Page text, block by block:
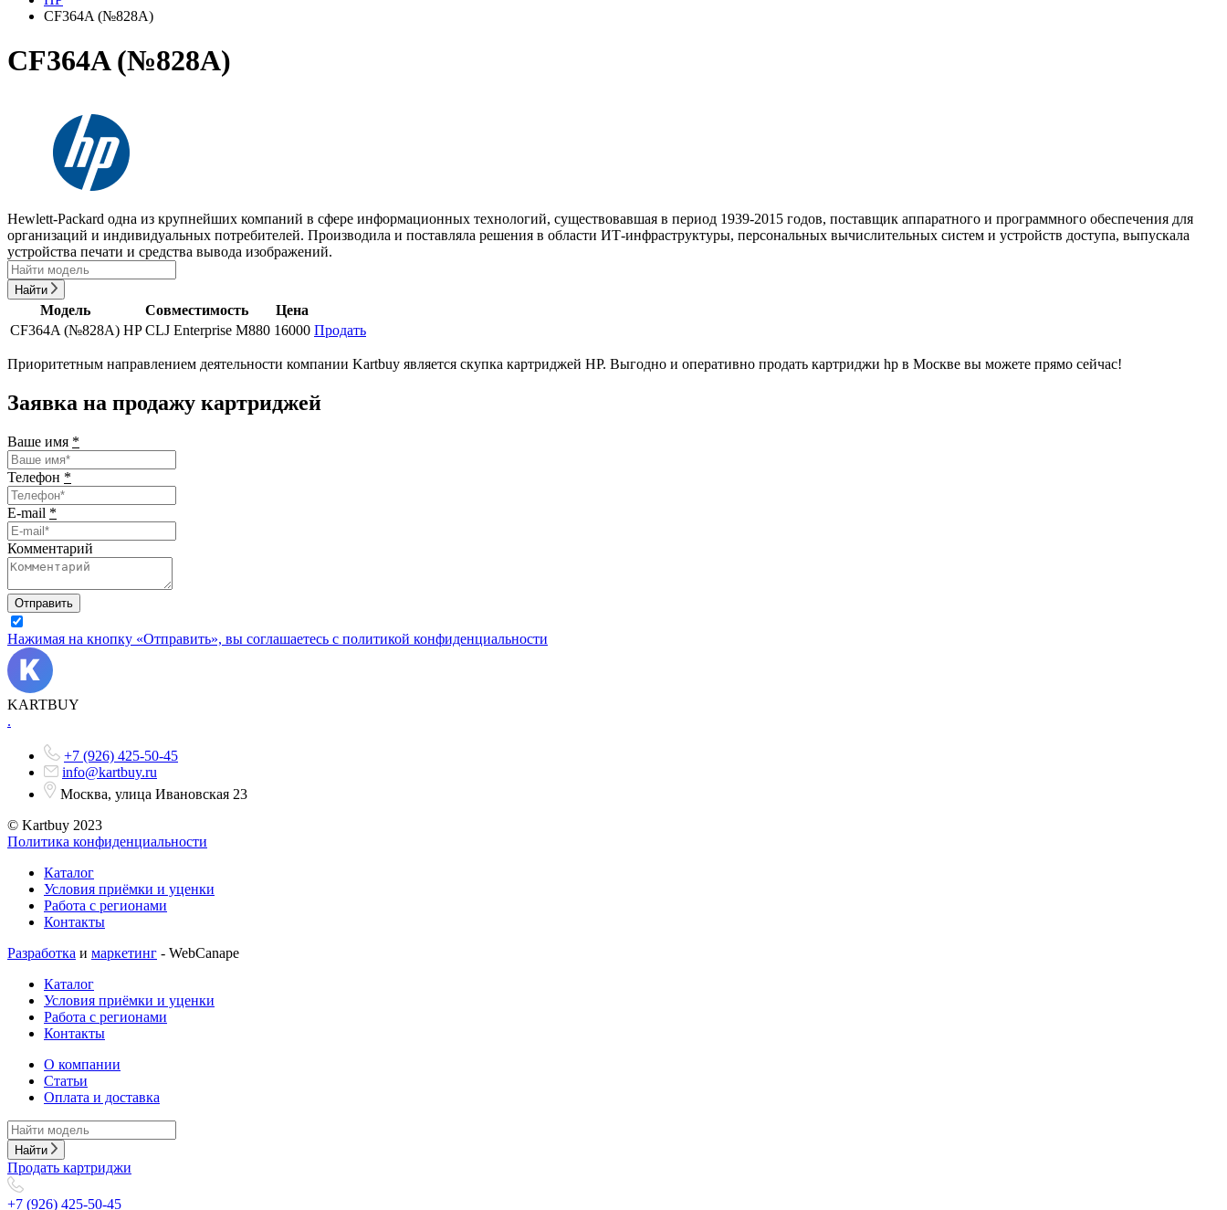
CF364A (№828A)
CF364A (№828A)
Hewlett-Packard одна из крупнейших компаний в сфере информационных технологий, существовавшая в период 1939-2015 годов, поставщик аппаратного и программного обеспечения для
организаций и индивидуальных потребителей. Производила и поставляла решения в области ИТ-инфраструктуры, персональных вычислительных систем и устройств доступа, выпускала
устройства печати и средства вывода изображений.
Найти
Модель Совместимость
Цена
CF364A (№828A) HP CLJ Enterprise M880 16000 Продать
Приоритетным направлением деятельности компании Kartbuy является скупка картриджей HP. Выгодно и оперативно продать картриджи hp в Москве вы можете прямо сейчас!
Заявка на продажу картриджей
Ваше имя *
Телефон *
E-mail *
Комментарий
Отправить
Нажимая на кнопку «Отправить», вы соглашаетесь с политикой конфиденциальности
KARTBUY
.
+7 (926) 425-50-45
info@kartbuy.ru
Москва, улица Ивановская 23
© Kartbuy 2023
Политика конфиденциальности
Каталог
Условия приёмки и уценки
Работа с регионами
Контакты
Разработка и маркетинг - WebCanape
Каталог
Условия приёмки и уценки
Работа с регионами
Контакты
О компании
Статьи
Оплата и доставка
Найти
Продать картриджи
+7 (926) 425-50-45